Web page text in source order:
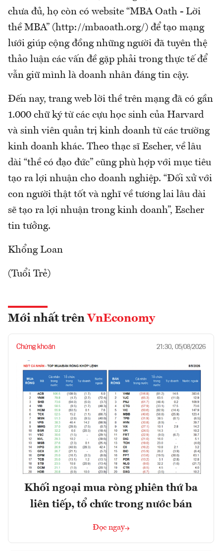
chưa đủ, họ còn có website “MBA Oath - Lời
thề MBA” (http://mbaoath.org/) để tạo mạng
lưới giúp cộng đồng những người đã tuyên thệ
thảo luận các vấn đề gặp phải trong thực tế để
vẫn giữ mình là doanh nhân đáng tin cậy.
Đến nay, trang web lời thề trên mạng đã có gần
1.000 chữ ký từ các cựu học sinh của Harvard
và sinh viên quản trị kinh doanh từ các trường
kinh doanh khác. Theo thạc sĩ Escher, về lâu
dài “thề có đạo đức” cũng phù hợp với mục tiêu
tạo ra lợi nhuận cho doanh nghiệp. “Đối xử với
con người thật tốt và nghĩ về tương lai lâu dài
sẽ tạo ra lợi nhuận trong kinh doanh”, Escher
tin tưởng.
Khổng Loan
(Tuổi Trẻ)
Mới nhất trên VnEconomy
Chứng khoán 21:30, 05/08/2026
Khối ngoại mua ròng phiên thứ ba
liên tiếp, tổ chức trong nước bán
Đọc ngay